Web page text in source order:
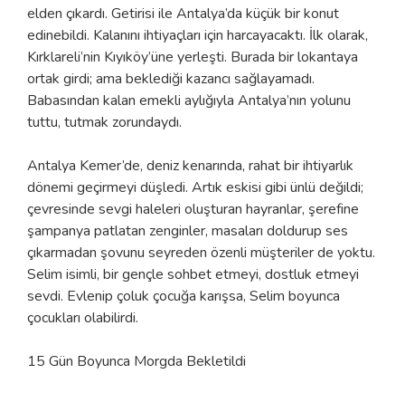
elden çıkardı. Getirisi ile Antalya’da küçük bir konut
edinebildi. Kalanını ihtiyaçları için harcayacaktı. İlk olarak,
Kırklareli’nin Kıyıköy’üne yerleşti. Burada bir lokantaya
ortak girdi; ama beklediği kazancı sağlayamadı.
Babasından kalan emekli aylığıyla Antalya’nın yolunu
tuttu, tutmak zorundaydı.
Antalya Kemer’de, deniz kenarında, rahat bir ihtiyarlık
dönemi geçirmeyi düşledi. Artık eskisi gibi ünlü değildi;
çevresinde sevgi haleleri oluşturan hayranlar, şerefine
şampanya patlatan zenginler, masaları doldurup ses
çıkarmadan şovunu seyreden özenli müşteriler de yoktu.
Selim isimli, bir gençle sohbet etmeyi, dostluk etmeyi
sevdi. Evlenip çoluk çocuğa karışsa, Selim boyunca
çocukları olabilirdi.
15 Gün Boyunca Morgda Bekletildi